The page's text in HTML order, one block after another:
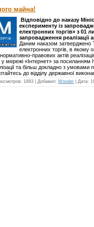
майна!
Відповідно до наказу
експерименту із
електронних торгів» з 01
запровадження
Даним наказом затверджено
електронних торгів, в якому
правових актів
«Інтернет» за посиланням
та більш докладно з умовами
до відділу державної
1893 Добавил: Wooder Дата: